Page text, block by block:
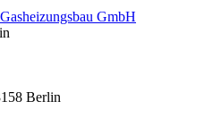
GmbH
Berlin